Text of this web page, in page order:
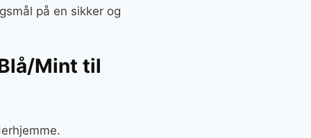
på en sikker og
Mint til